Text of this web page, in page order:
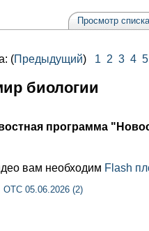
Просмотр списка
(Предыдущий) 1 2 3 4 5
биологии
программа
вам необходим Flash
ОТС 05.06.2026 (2)